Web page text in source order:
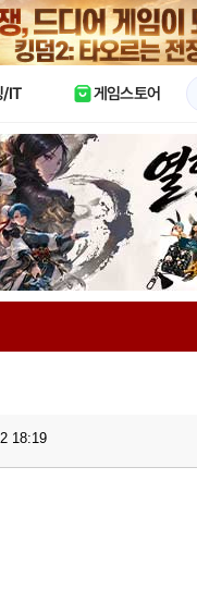
X
/IT 게임스토어
18:19